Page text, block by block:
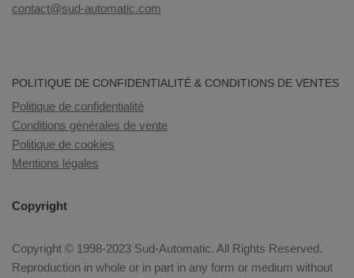
contact@sud-automatic.com
POLITIQUE DE CONFIDENTIALITÉ & CONDITIONS DE VENTES
Politique de confidentialité
Conditions générales de vente
Politique de cookies
Mentions légales
Copyright
Copyright © 1998-2023 Sud-Automatic. All Rights Reserved.
Reproduction in whole or in part in any form or medium without